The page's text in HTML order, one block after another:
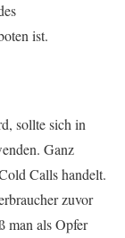
ist.
sollte sich in
Ganz
Calls handelt.
zuvor
man als Opfer